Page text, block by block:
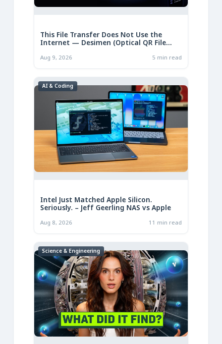
This File Transfer Does Not Use the
Internet — Desimen (Optical QR File
Aug 9, 2026 5 min read
AI & Coding
Intel Just Matched Apple Silicon.
Seriously. – Jeff Geerling NAS vs Apple
Aug 8, 2026 11 min read
Science & Engineering